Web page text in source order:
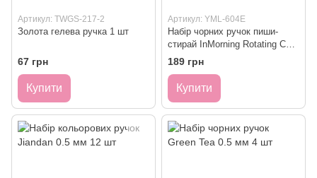
Артикул: TWGS-217-2
Золота гелева ручка 1 шт
67 грн
Купити
Артикул: YML-604E
Набір чорних ручок пиши-
стирай InMorning Rotating Cute
0.5 мм 4 шт
189 грн
Купити